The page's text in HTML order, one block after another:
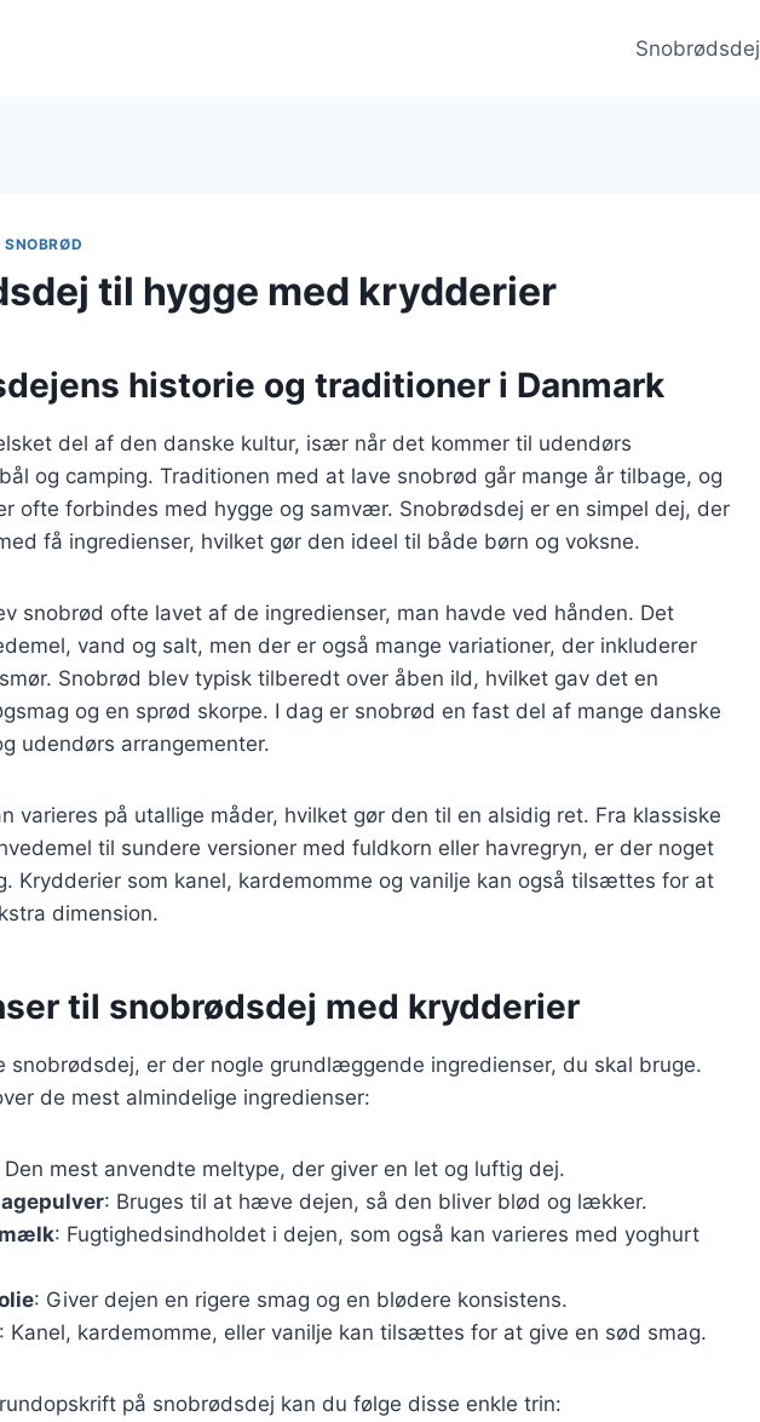
Snobrødsdej
SNOBRØD
til hygge med krydderier
historie og traditioner i Danmark
del af den danske kultur, især når det kommer til udendørs
og camping. Traditionen med at lave snobrød går mange år tilbage, og
ofte forbindes med hygge og samvær. Snobrødsdej er en simpel dej, der
få ingredienser, hvilket gør den ideel til både børn og voksne.
snobrød ofte lavet af de ingredienser, man havde ved hånden. Det
vand og salt, men der er også mange variationer, der inkluderer
Snobrød blev typisk tilberedt over åben ild, hvilket gav det en
og en sprød skorpe. I dag er snobrød en fast del af mange danske
udendørs arrangementer.
varieres på utallige måder, hvilket gør den til en alsidig ret. Fra klassiske
til sundere versioner med fuldkorn eller havregryn, er der noget
Krydderier som kanel, kardemomme og vanilje kan også tilsættes for at
dimension.
til snobrødsdej med krydderier
snobrødsdej, er der nogle grundlæggende ingredienser, du skal bruge.
de mest almindelige ingredienser:
Den mest anvendte meltype, der giver en let og luftig dej.
: Bruges til at hæve dejen, så den bliver blød og lækker.
: Fugtighedsindholdet i dejen, som også kan varieres med yoghurt
: Giver dejen en rigere smag og en blødere konsistens.
: Kanel, kardemomme, eller vanilje kan tilsættes for at give en sød smag.
på snobrødsdej kan du følge disse enkle trin: